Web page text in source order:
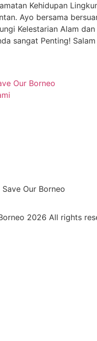
Kehidupan
Ayo bersama
Kelestarian Alam
sangat Penting!
Our Borneo
Our Borneo
2026 All rights